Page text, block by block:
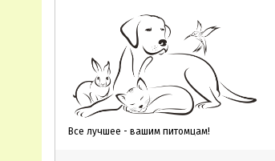
Все лучшее - вашим питомцам!